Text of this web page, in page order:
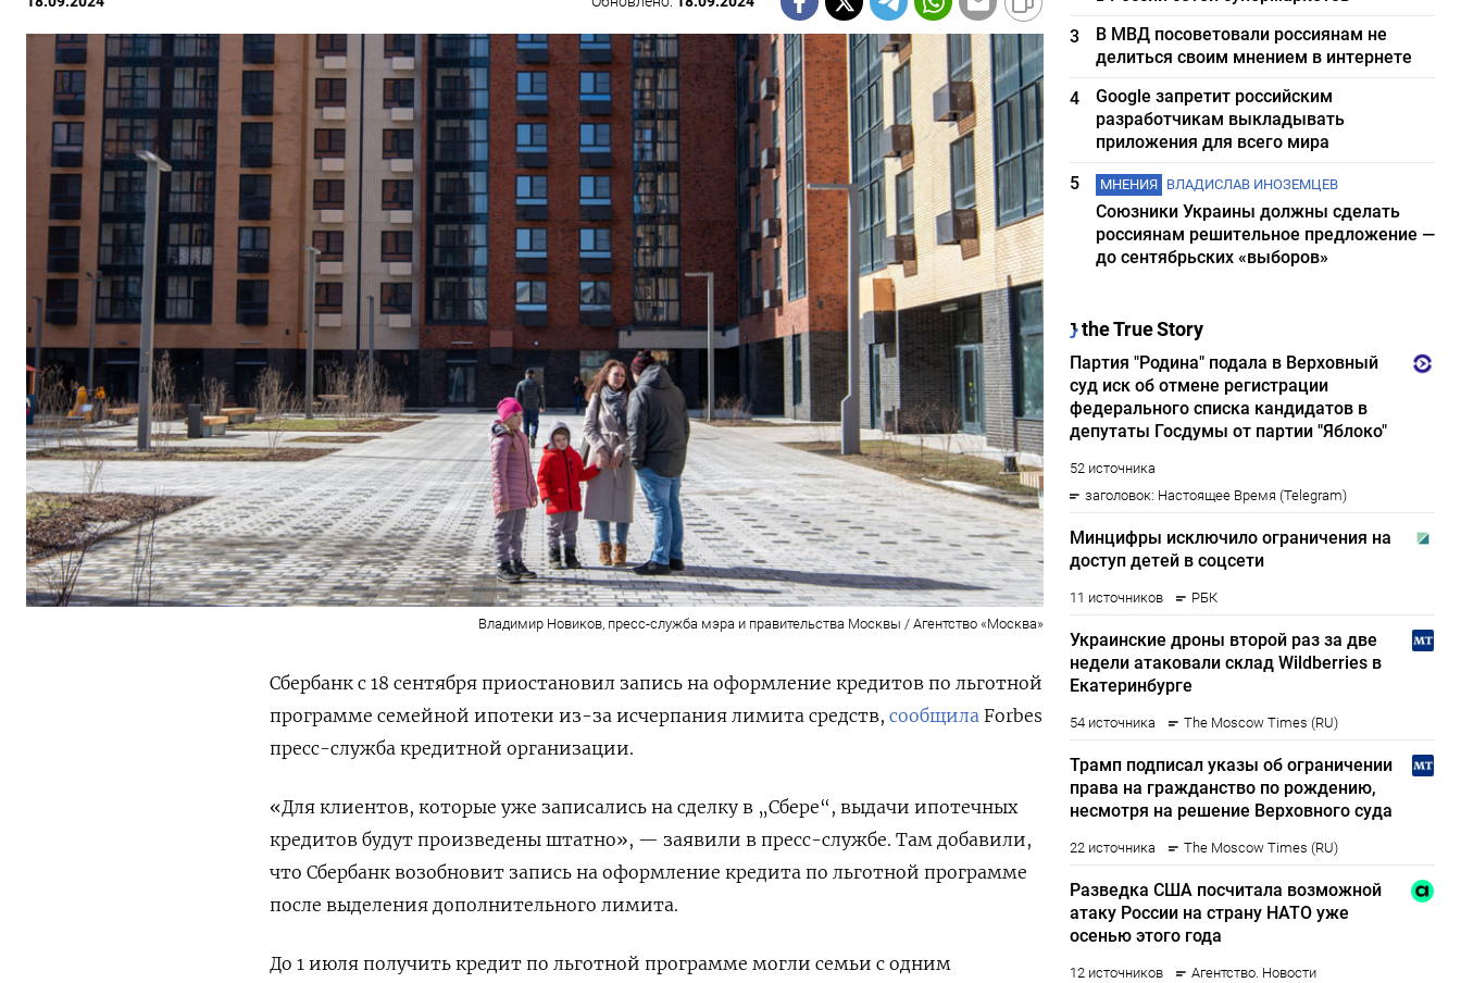
Владимир Новиков, пресс-служба мэра и правительства Москвы / Агентство «Москва»
Сбербанк с 18 сентября приостановил запись на оформление кредитов по льготной
программе семейной ипотеки из-за исчерпания лимита средств, сообщила Forbes
пресс-служба кредитной организации.
«Для клиентов, которые уже записались на сделку в „Сбере“, выдачи ипотечных
кредитов будут произведены штатно», — заявили в пресс-службе. Там добавили,
что Сбербанк возобновит запись на оформление кредита по льготной программе
после выделения дополнительного лимита.
До 1 июля получить кредит по льготной программе могли семьи с одним
3
В МВД посоветовали россиянам не
делиться своим мнением в интернете
4
Google запретит российским
разработчикам выкладывать
приложения для всего мира
5
МНЕНИЯ ВЛАДИСЛАВ ИНОЗЕМЦЕВ
Союзники Украины должны сделать
россиянам решительное предложение —
до сентябрьских «выборов»